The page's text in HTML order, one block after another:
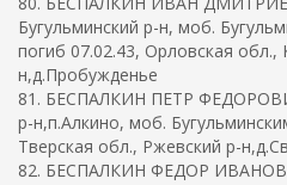
Бугульминский р-н, моб.
погиб 07.02.43, Орловская обл.,
н,д.Пробужденье
81. БЕСПАЛКИН ПЕТР
р-н,п.Алкино, моб.
Тверская обл., Ржевский р-
82. БЕСПАЛКИН ФЕДОР